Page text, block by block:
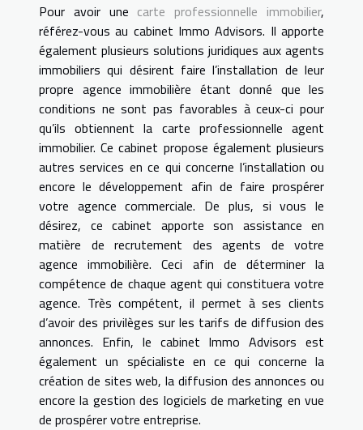
Pour avoir une carte professionnelle immobilier,
référez-vous au cabinet Immo Advisors. Il apporte
également plusieurs solutions juridiques aux agents
immobiliers qui désirent faire l’installation de leur
propre agence immobilière étant donné que les
conditions ne sont pas favorables à ceux-ci pour
qu’ils obtiennent la carte professionnelle agent
immobilier. Ce cabinet propose également plusieurs
autres services en ce qui concerne l’installation ou
encore le développement afin de faire prospérer
votre agence commerciale. De plus, si vous le
désirez, ce cabinet apporte son assistance en
matière de recrutement des agents de votre
agence immobilière. Ceci afin de déterminer la
compétence de chaque agent qui constituera votre
agence. Très compétent, il permet à ses clients
d’avoir des privilèges sur les tarifs de diffusion des
annonces. Enfin, le cabinet Immo Advisors est
également un spécialiste en ce qui concerne la
création de sites web, la diffusion des annonces ou
encore la gestion des logiciels de marketing en vue
de prospérer votre entreprise.